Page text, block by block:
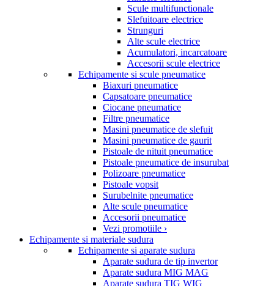
Scule multifunctionale
Slefuitoare electrice
Strunguri
Alte scule electrice
Acumulatori, incarcatoare
Accesorii scule electrice
Echipamente si scule pneumatice
Biaxuri pneumatice
Capsatoare pneumatice
Ciocane pneumatice
Filtre pneumatice
Masini pneumatice de slefuit
Masini pneumatice de gaurit
Pistoale de nituit pneumatice
Pistoale pneumatice de insurubat
Polizoare pneumatice
Pistoale vopsit
Surubelnite pneumatice
Alte scule pneumatice
Accesorii pneumatice
Vezi promotiile ›
Echipamente si materiale sudura
Echipamente si aparate sudura
Aparate sudura de tip invertor
Aparate sudura MIG MAG
Aparate sudura TIG WIG